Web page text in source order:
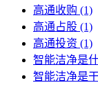
高通收购 (1)
高通占股 (1)
高通投资 (1)
智能洁净是
智能洁净是